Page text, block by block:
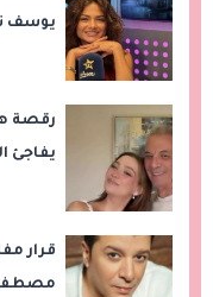
يوسف
رقصة
يفاجئ
قرار